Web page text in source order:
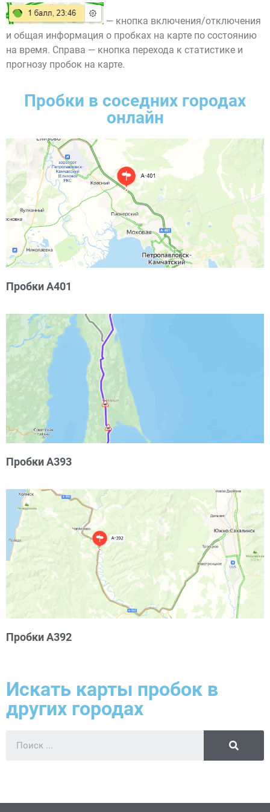
— кнопка включения/отключения
и общая информация о пробках на карте по состоянию
на время. Справа — кнопка перехода к статистике и
прогнозу пробок на карте.
Пробки в соседних городах
онлайн
Пробки А401
Пробки А393
Пробки А392
Искать карты пробок в
других городах